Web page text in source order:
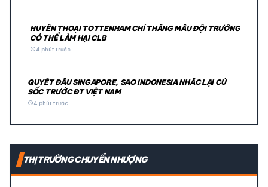
HUYỀN THOẠI TOTTENHAM CHỈ THẲNG MẪU ĐỘI TRƯỞNG
CÓ THỂ LÀM HẠI CLB
schedule4 phút trước
QUYẾT ĐẤU SINGAPORE, SAO INDONESIA NHẮC LẠI CÚ
SỐC TRƯỚC ĐT VIỆT NAM
schedule4 phút trước
THỊ TRƯỜNG CHUYỂN NHƯỢNG